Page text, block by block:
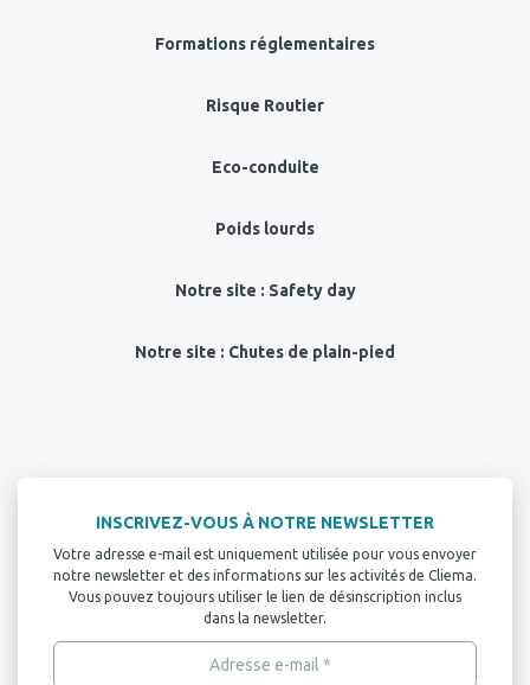
Formations réglementaires
Risque Routier
Eco-conduite
Poids lourds
Notre site : Safety day
Notre site : Chutes de plain-pied
INSCRIVEZ-VOUS À NOTRE NEWSLETTER
Votre adresse e-mail est uniquement utilisée pour vous envoyer
notre newsletter et des informations sur les activités de Cliema.
Vous pouvez toujours utiliser le lien de désinscription inclus
dans la newsletter.